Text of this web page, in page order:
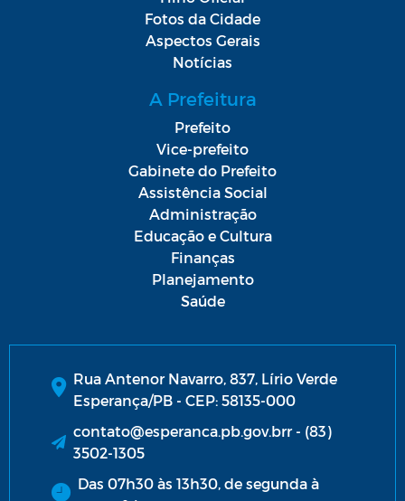
Fotos da Cidade
Aspectos Gerais
Notícias
A Prefeitura
Prefeito
Vice-prefeito
Gabinete do Prefeito
Assistência Social
Administração
Educação e Cultura
Finanças
Planejamento
Saúde
Rua Antenor Navarro, 837, Lírio Verde
Esperança/PB - CEP: 58135-000
contato@esperanca.pb.gov.brr - (83)
3502-1305
Das 07h30 às 13h30, de segunda à